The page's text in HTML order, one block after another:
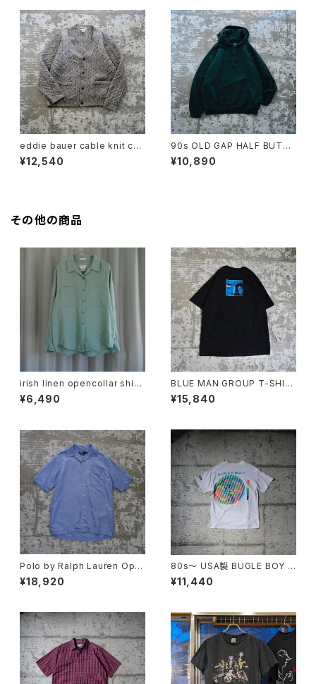
eddie bauer cable knit car
digan
¥12,540
90s OLD GAP HALF BUTT
ON SWEAT HOODIE
¥10,890
その他の商品
irish linen opencollar shirt
"mint"
¥6,490
BLUE MAN GROUP T-SHIR
T
¥15,840
Polo by Ralph Lauren Ope
n Collar Shirt "CALDWELL"
¥18,920
80s〜 USA製 BUGLE BOY S
WIM Puff Print Tee
¥11,440